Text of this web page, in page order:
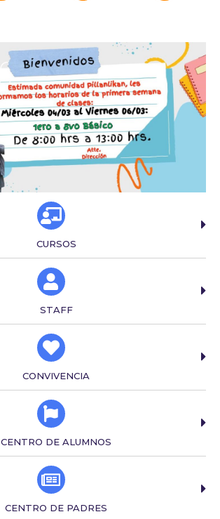
CURSOS
STAFF
CONVIVENCIA
CENTRO DE ALUMNOS
CENTRO DE PADRES